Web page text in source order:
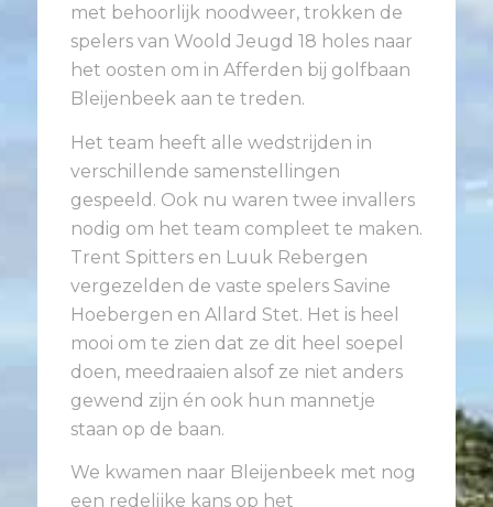
met behoorlijk noodweer, trokken de
spelers van Woold Jeugd 18 holes naar
het oosten om in Afferden bij golfbaan
Bleijenbeek aan te treden.
Het team heeft alle wedstrijden in
verschillende samenstellingen
gespeeld. Ook nu waren twee invallers
nodig om het team compleet te maken.
Trent Spitters en Luuk Rebergen
vergezelden de vaste spelers Savine
Hoebergen en Allard Stet. Het is heel
mooi om te zien dat ze dit heel soepel
doen, meedraaien alsof ze niet anders
gewend zijn én ook hun mannetje
staan op de baan.
We kwamen naar Bleijenbeek met nog
een redelijke kans op het